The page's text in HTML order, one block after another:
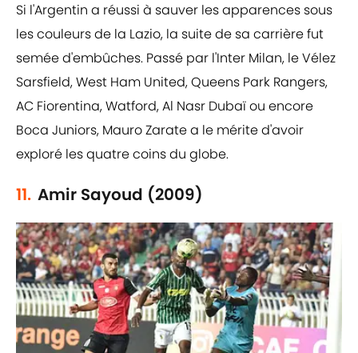
Si l'Argentin a réussi à sauver les apparences sous
les couleurs de la Lazio, la suite de sa carrière fut
semée d'embûches. Passé par l'Inter Milan, le Vélez
Sarsfield, West Ham United, Queens Park Rangers,
AC Fiorentina, Watford, Al Nasr Dubaï ou encore
Boca Juniors, Mauro Zarate a le mérite d'avoir
exploré les quatre coins du globe.
11. Amir Sayoud (2009)